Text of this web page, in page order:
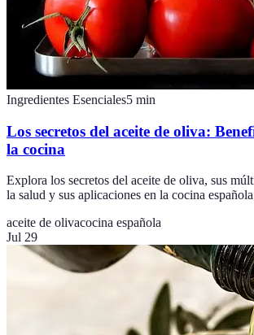
Ingredientes Esenciales5 min
Los secretos del aceite de oliva:
la cocina
Explora los secretos del aceite de oliva, sus
la salud y sus aplicaciones en la cocina
aceite de olivacocina española
Jul 29